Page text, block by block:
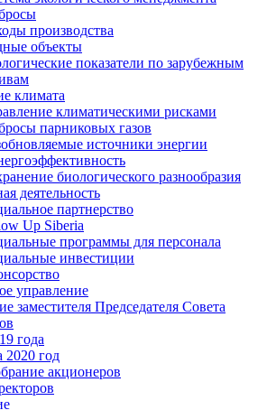
производства
объекты
показатели по зарубежным
климата
климатическими рисками
парниковых газов
источники энергии
биологического разнообразия
деятельность
партнерство
Up Siberia
программы для персонала
инвестиции
управление
заместителя Председателя Совета
года
год
акционеров